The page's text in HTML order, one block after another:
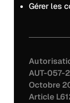
Gérer les
AUT-057-
Octobre
Article